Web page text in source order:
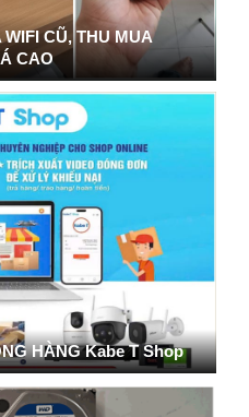
CŨ, THU MUA
CAO
HÀNG Kabe T Shop